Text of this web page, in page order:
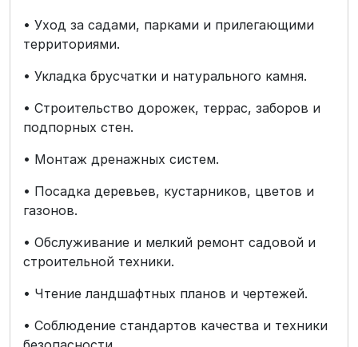
• Уход за садами, парками и прилегающими
территориями.
• Укладка брусчатки и натурального камня.
• Строительство дорожек, террас, заборов и
подпорных стен.
• Монтаж дренажных систем.
• Посадка деревьев, кустарников, цветов и
газонов.
• Обслуживание и мелкий ремонт садовой и
строительной техники.
• Чтение ландшафтных планов и чертежей.
• Соблюдение стандартов качества и техники